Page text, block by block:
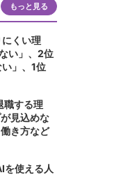
もっと見る
にくい理
い」、2位
い」、1位
職する理
見込めな
き方など
を使える人